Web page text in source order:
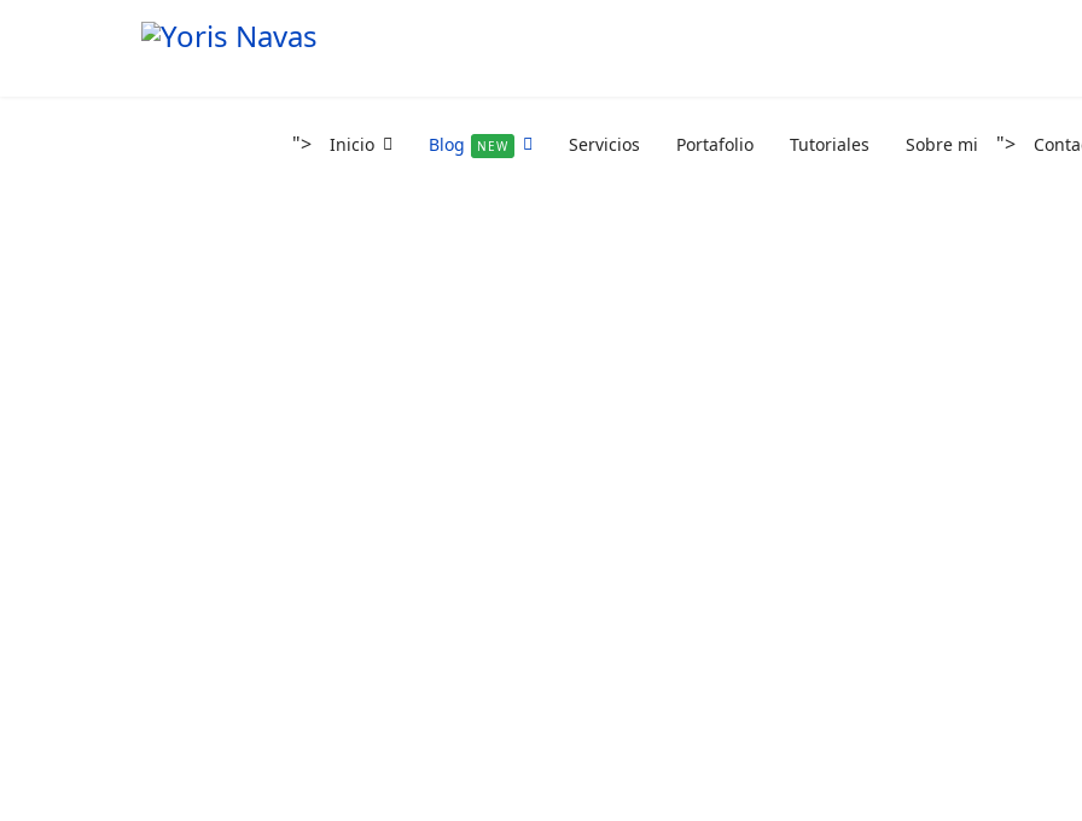
"> Inicio Blog NEW Servicios Portafolio Tutoriales Sobre mi ">